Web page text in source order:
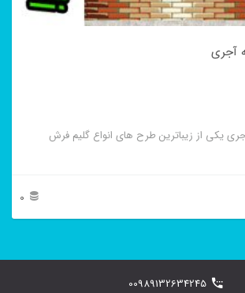
آجری
یکی از زیباترین طرح های انواع گلیم فرش
0
00989132634245